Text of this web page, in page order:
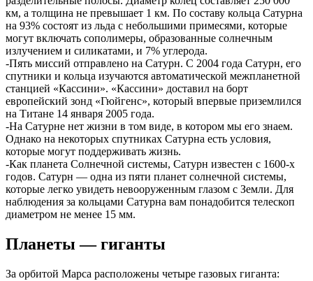
км, а толщина не превышает 1 км. По составу кольца Сатурна
на 93% состоят из льда с небольшими примесями, которые
могут включать сополимеры, образованные солнечным
излучением и силикатами, и 7% углерода.
-Пять миссий отправлено на Сатурн. С 2004 года Сатурн, его
спутники и кольца изучаются автоматической межпланетной
станцией «Кассини». «Кассини» доставил на борт
европейский зонд «Гюйгенс», который впервые приземлился
на Титане 14 января 2005 года.
-На Сатурне нет жизни в том виде, в котором мы его знаем.
Однако на некоторых спутниках Сатурна есть условия,
которые могут поддерживать жизнь.
-Как планета Солнечной системы, Сатурн известен с 1600-х
годов. Сатурн — одна из пяти планет солнечной системы,
которые легко увидеть невооруженным глазом с Земли. Для
наблюдения за кольцами Сатурна вам понадобится телескоп
диаметром не менее 15 мм.
Планеты — гиганты
За орбитой Марса расположены четыре газовых гиганта: